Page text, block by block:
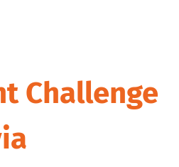
Challenge